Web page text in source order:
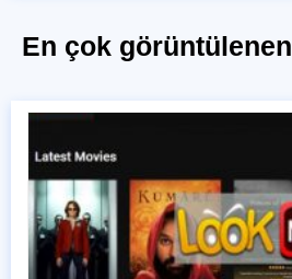
En çok görüntülenen